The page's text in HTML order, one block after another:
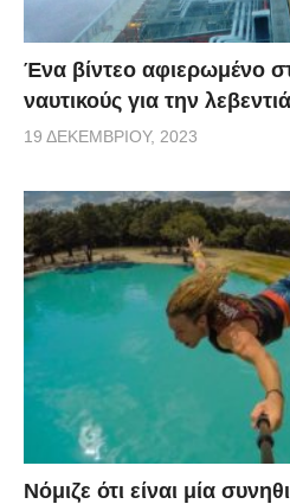
Ένα βίντεο αφιερωμένο
ναυτικούς για την
19 ΔΕΚΕΜΒΡΊΟΥ, 2023
Νόμιζε ότι είναι μία